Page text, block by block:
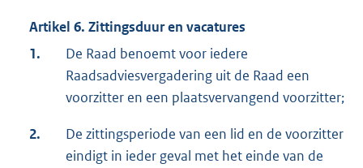
Artikel 6. Zittingsduur en vacatures
1.
De Raad benoemt voor iedere
Raadsadviesvergadering uit de Raad een
voorzitter en een plaatsvervangend voorzitter;
2.
De zittingsperiode van een lid en de voorzitter
eindigt in ieder geval met het einde van de